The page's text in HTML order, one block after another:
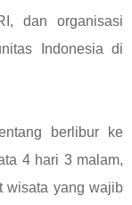
dan organisasi
Indonesia di
berlibur ke
4 hari 3 malam,
wisata yang wajib